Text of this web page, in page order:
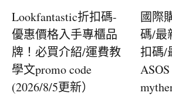
Lookfantastic折扣碼-
優惠價格入手專櫃品
牌！必買介紹/運費教
學文promo code
(2026/8/5更新）
國際
碼/最
扣碼/